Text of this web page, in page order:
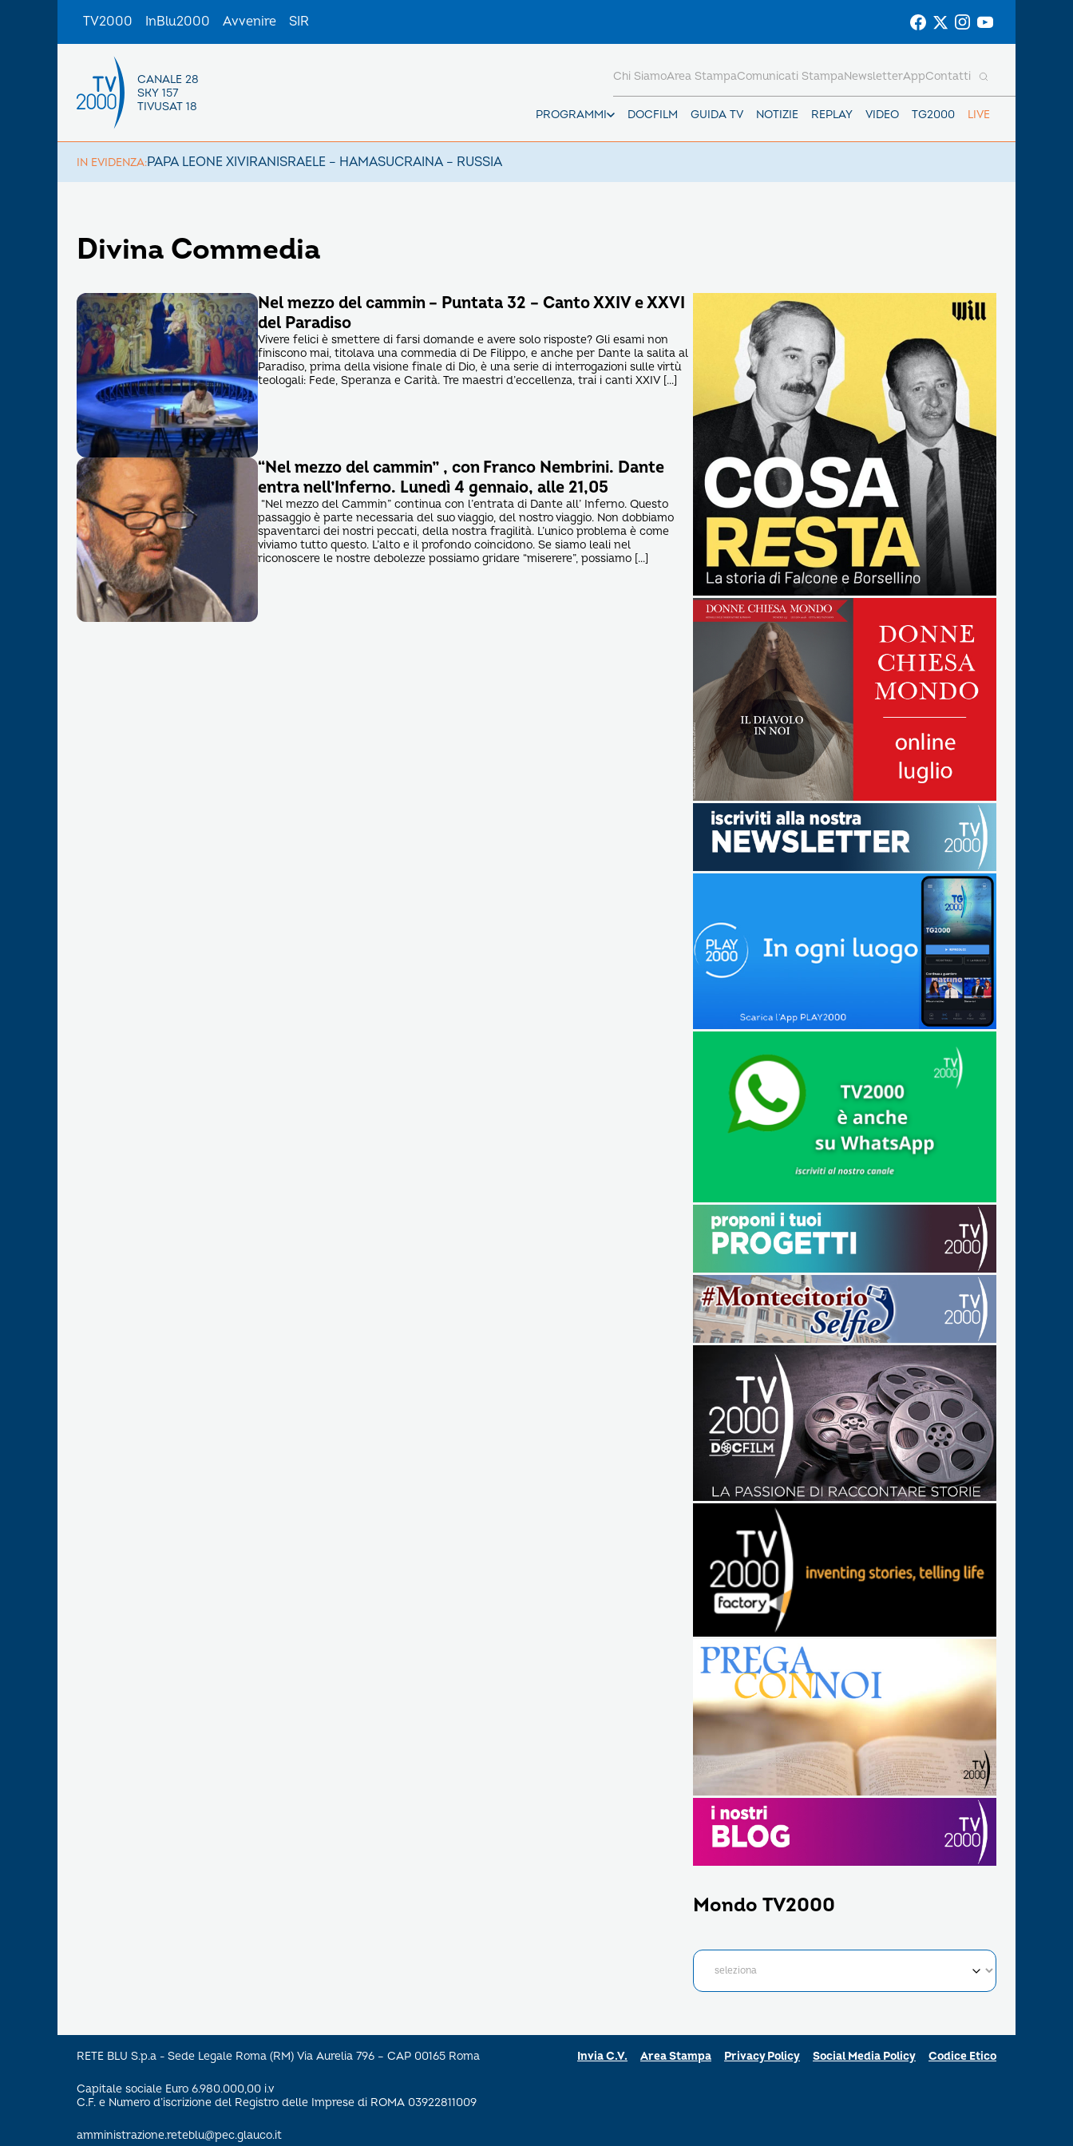
TV2000 InBlu2000 Avvenire SIR
CANALE 28
SKY 157
TIVUSAT 18
PROGRAMMI DOCFILM GUIDA TV NOTIZIE REPLAY VIDEO TG2000 LIVE
Chi SiamoArea StampaComunicati StampaNewsletterAppContatti
IN EVIDENZA:PAPA LEONE XIVIRANISRAELE – HAMASUCRAINA – RUSSIA
Divina Commedia
Nel mezzo del cammin – Puntata 32 – Canto XXIV e XXVI
del Paradiso
Vivere felici è smettere di farsi domande e avere solo risposte? Gli esami non
finiscono mai, titolava una commedia di De Filippo, e anche per Dante la salita al
Paradiso, prima della visione finale di Dio, è una serie di interrogazioni sulle virtù
teologali: Fede, Speranza e Carità. Tre maestri d’eccellenza, trai i canti XXIV […]
“Nel mezzo del cammin” , con Franco Nembrini. Dante
entra nell’Inferno. Lunedì 4 gennaio, alle 21,05
“Nel mezzo del Cammin” continua con l’entrata di Dante all’ Inferno. Questo
passaggio è parte necessaria del suo viaggio, del nostro viaggio. Non dobbiamo
spaventarci dei nostri peccati, della nostra fragilità. L’unico problema è come
viviamo tutto questo. L’alto e il profondo coincidono. Se siamo leali nel
riconoscere le nostre debolezze possiamo gridare “miserere”, possiamo […]
Mondo TV2000
RETE BLU S.p.a - Sede Legale Roma (RM) Via Aurelia 796 – CAP 00165 Roma
Capitale sociale Euro 6.980.000,00 i.v
C.F. e Numero d’iscrizione del Registro delle Imprese di ROMA 03922811009
amministrazione.reteblu@pec.glauco.it
Invia C.V. Area Stampa Privacy Policy Social Media Policy Codice Etico